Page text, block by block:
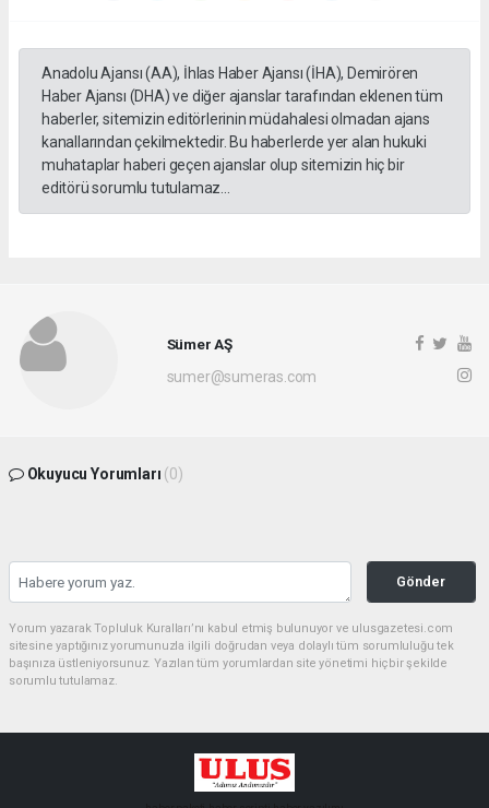
Anadolu Ajansı (AA), İhlas Haber Ajansı (İHA), Demirören
Haber Ajansı (DHA) ve diğer ajanslar tarafından eklenen tüm
haberler, sitemizin editörlerinin müdahalesi olmadan ajans
kanallarından çekilmektedir. Bu haberlerde yer alan hukuki
muhataplar haberi geçen ajanslar olup sitemizin hiç bir
editörü sorumlu tutulamaz...
Sümer AŞ
sumer@sumeras.com
Okuyucu Yorumları (0)
Gönder
Yorum yazarak Topluluk Kuralları’nı kabul etmiş bulunuyor ve ulusgazetesi.com
sitesine yaptığınız yorumunuzla ilgili doğrudan veya dolaylı tüm sorumluluğu tek
başınıza üstleniyorsunuz. Yazılan tüm yorumlardan site yönetimi hiçbir şekilde
sorumlu tutulamaz.